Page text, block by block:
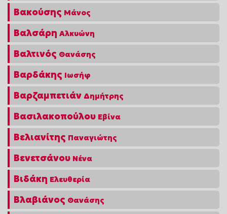
Βακούσης Μάνος
Βαλσάρη Αλκυώνη
Βαλτινός Θανάσης
Βαρδάκης Ιωσήφ
Βαρζαμπετιάν Δημήτρης
Βασιλακοπούλου Εβίνα
Βελιανίτης Παναγιώτης
Βενετσάνου Νένα
Βιδάκη Ελευθερία
Βλαβιάνος Θανάσης